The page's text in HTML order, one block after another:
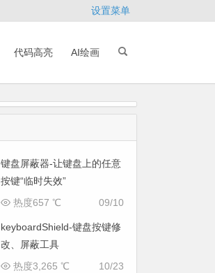
设置菜单
代码高亮 AI绘画
键盘屏蔽器-让键盘上的任意
按键“临时失效”
09/10
热度657 ℃
keyboardShield-键盘按键修
改、屏蔽工具
10/23
热度3,265 ℃